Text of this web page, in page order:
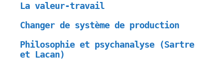
La valeur-travail
Changer de système de production
Philosophie et psychanalyse (Sartre
et Lacan)